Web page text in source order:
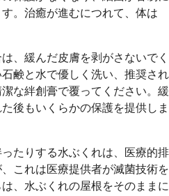
。治癒が進むにつれて、体は
、緩んだ皮膚を剥がさないでく
鹸と水で優しく洗い、推奨され
な絆創膏で覆ってください。緩
後もいくらかの保護を提供しま
たりする水ぶくれは、医療的排
これは医療提供者が滅菌技術を
、水ぶくれの屋根をそのままに